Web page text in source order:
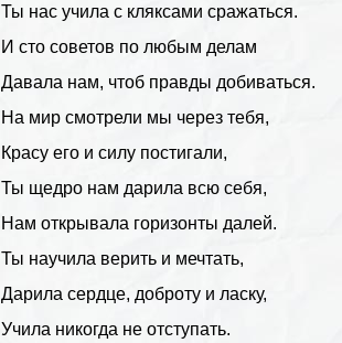
Ты нас учила с кляксами сражаться.
И сто советов по любым делам
Давала нам, чтоб правды добиваться.
На мир смотрели мы через тебя,
Красу его и силу постигали,
Ты щедро нам дарила всю себя,
Нам открывала горизонты далей.
Ты научила верить и мечтать,
Дарила сердце, доброту и ласку,
Учила никогда не отступать.